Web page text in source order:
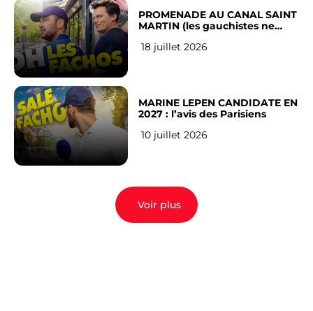
PROMENADE AU CANAL SAINT
MARTIN (les gauchistes ne
18 juillet 2026
MARINE LEPEN CANDIDATE EN
2027 : l’avis des Parisiens
10 juillet 2026
Voir plus